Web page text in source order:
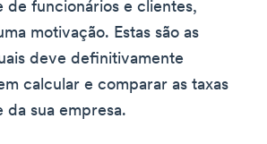
de funcionários e clientes,
motivação. Estas são as
deve definitivamente
calcular e comparar as taxas
sua empresa.